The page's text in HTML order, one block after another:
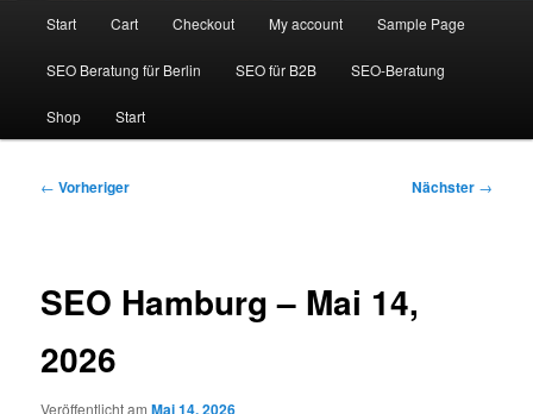
Start Cart Checkout My account Sample Page
SEO Beratung für Berlin SEO für B2B SEO-Beratung
Shop Start
Beitragsnavigation
← Vorheriger Nächster →
SEO Hamburg – Mai 14,
2026
Veröffentlicht amMai 14, 2026